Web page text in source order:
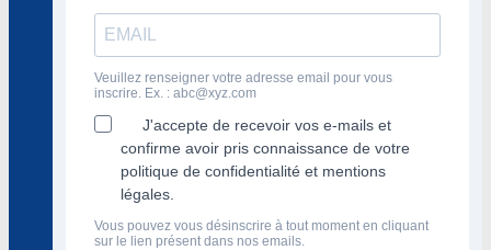
Veuillez renseigner votre adresse email pour vous
inscrire. Ex. : abc@xyz.com
J'accepte de recevoir vos e-mails et
confirme avoir pris connaissance de votre
politique de confidentialité et mentions
légales.
Vous pouvez vous désinscrire à tout moment en cliquant
sur le lien présent dans nos emails.